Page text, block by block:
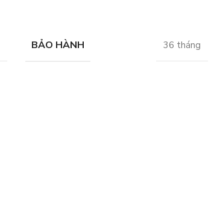
BẢO HÀNH 36 tháng